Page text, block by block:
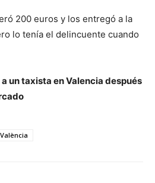
200 euros y los entregó a la
lo tenía el delincuente cuando
un taxista en Valencia después
València